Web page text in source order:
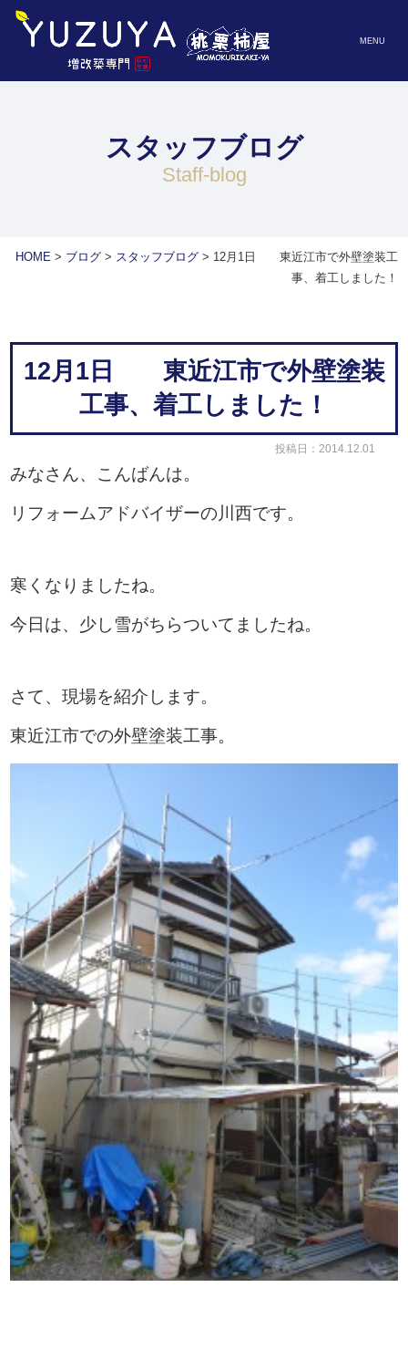
MENU
スタッフブログ
staff-blog
HOME> ブログ> スタッフブログ> 12月1日 東近江市で外壁塗装工
事、着工しました！
12月1日 東近江市で外壁塗装
工事、着工しました！
投稿日：2014.12.01
みなさん、こんばんは。
リフォームアドバイザーの川西です。
寒くなりましたね。
今日は、少し雪がちらついてましたね。
さて、現場を紹介します。
東近江市での外壁塗装工事。